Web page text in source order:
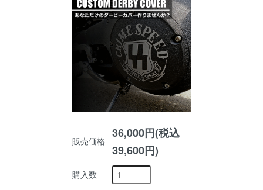
販売価格
36,000円(税込
39,600円)
購入数